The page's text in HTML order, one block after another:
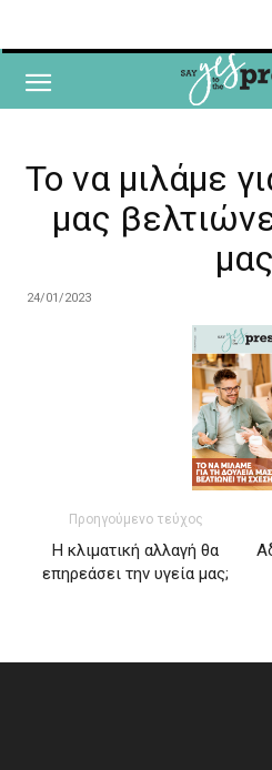
Το να μιλάμε
μας
24/01/2023
Προηγούμενο τεύχος
Η κλιματική αλλαγή θα
επηρεάσει την υγεία μας;